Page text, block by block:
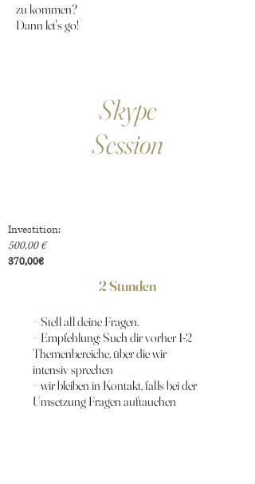
zu kommen?
Dann let's go!
Skype
Session
Investition:
500,00 €
370,00€
2 Stunden
+ Stell all deine Fragen.
+ Empfehlung: Such dir vorher 1-2
Themenbereiche, über die wir
intensiv sprechen
+ wir bleiben in Kontakt, falls bei der
Umsetzung Fragen auftauchen